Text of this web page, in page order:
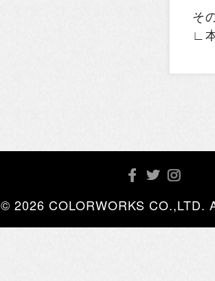
そ
∟
© 2026 COLORWORKS CO.,LTD.